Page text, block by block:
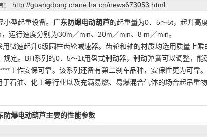
http://guangdong.crane.ha.cn/news673053.html
型起重设备。 广东防爆电动葫芦的起重量为0．5～5t，起升高
运行速度分别为30m／min、20m／min、8 m／min。
微速起升6级圆柱齿轮减速器。齿轮和轴的材质均选用质量上
定。BH系列的0．5～1t用盘式制动器，制动弹簧可以调整，能
工作安保可靠。该系列还备有第二刹车品种，安保性更为可靠
石油、化工等行业以及充满易燃、易爆混合气体的场合起吊重
防爆电动葫芦主要的性能参数